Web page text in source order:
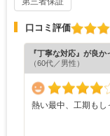
口コミ評価
『丁寧な対応』が良か
（60代／男性）
熱い最中、工期もし